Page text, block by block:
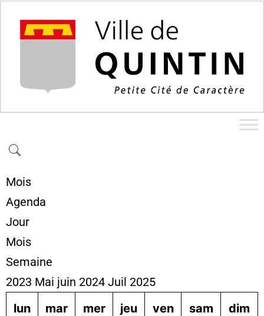
Mois
Agenda
Jour
Mois
Semaine
2023 Mai juin 2024 Juil 2025
lun
mar mer jeu ven sam dim